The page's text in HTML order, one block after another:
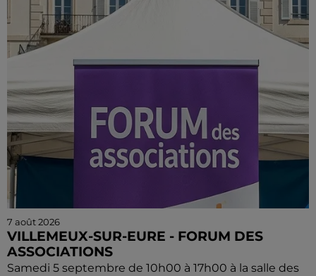
7 août 2026
VILLEMEUX-SUR-EURE - FORUM DES
ASSOCIATIONS
Samedi 5 septembre de 10h00 à 17h00 à la salle des